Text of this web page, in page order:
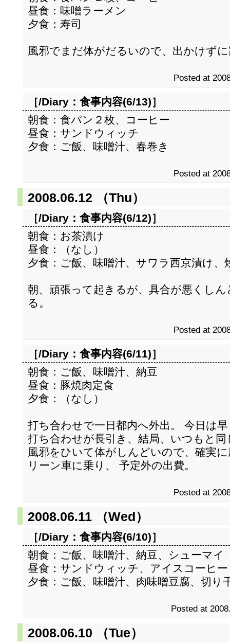
昼食：味噌ラーメン
夕食：寿司
風邪でまだ体がだるいので、出かけず
Posted at
［/Diary： 食事内容(6/13)］
朝食：食パン２枚、コーヒー
昼食：サンドウィッチ
夕食：ご飯、味噌汁、春巻き
Posted at
2008.06.12 （Thu）
［/Diary： 食事内容(6/12)］
朝食：お茶漬け
昼食：（なし）
夕食：ご飯、味噌汁、サワラ西京漬け、
朝、頑張って起きるが、具合が悪くし
る。
Posted at
［/Diary： 食事内容(6/11)］
朝食：ご飯、味噌汁、納豆
昼食：豚焼肉定食
夕食：（なし）
打ち合わせで一日都内へ外出。 今日は
打ち合わせが長引き、結局、いつもと
風邪をひいて体がしんどいので、確実
リーン車に乗り、 予定外の出費。
Posted at
2008.06.11 （Wed）
［/Diary： 食事内容(6/10)］
朝食：ご飯、味噌汁、納豆、シューマイ
昼食：サンドウィッチ、アイスコーヒー
夕食：ご飯、味噌汁、肉味噌豆腐、切り
Posted at
2008.06.10 （Tue）